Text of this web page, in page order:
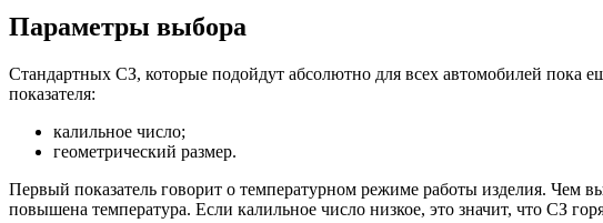
Параметры выбора
Стандартных СЗ, которые подойдут абсолютно для всех автомобилей пока
показателя:
калильное число;
геометрический размер.
Первый показатель говорит о температурном режиме работы изделия. Чем
повышена температура. Если калильное число низкое, это значит, что СЗ